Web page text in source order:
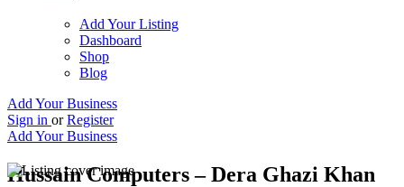
Add Your Listing
Dashboard
Shop
Blog
Add Your Business
Sign in or Register
Add Your Business
Hussain Computers – Dera Ghazi Khan